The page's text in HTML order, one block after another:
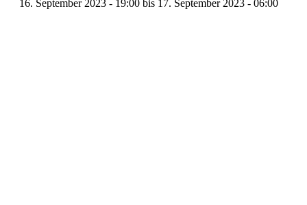
16. September 2023 - 19:00 bis 17. September 2023 - 06:00